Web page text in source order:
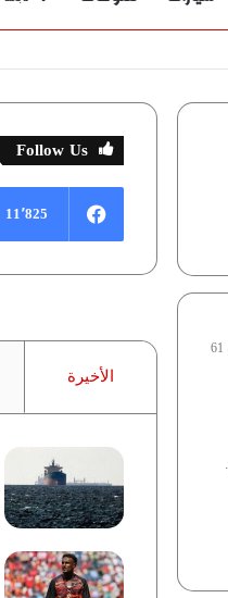
61
Follow Us
11٬825
الأخيرة